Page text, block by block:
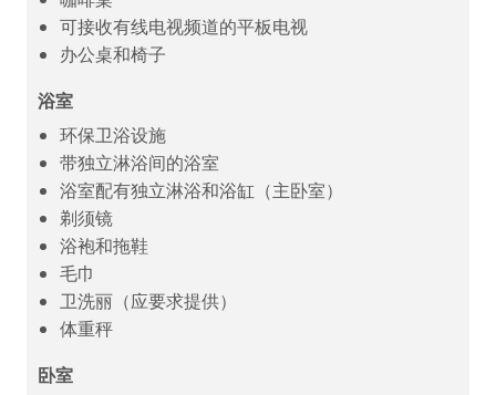
可接收有线电视频道的平板电视
办公桌和椅子
浴室
环保卫浴设施
带独立淋浴间的浴室
浴室配有独立淋浴和浴缸（主卧室）
剃须镜
浴袍和拖鞋
毛巾
卫洗丽（应要求提供）
体重秤
卧室